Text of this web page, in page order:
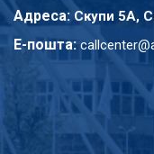
Адреса: Скупи 5A,
E-пошта: